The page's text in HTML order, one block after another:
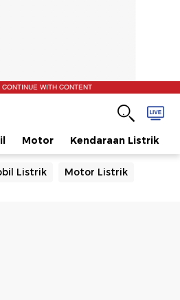
WITH CONTENT
Motor Kendaraan Listrik
Listrik Motor Listrik